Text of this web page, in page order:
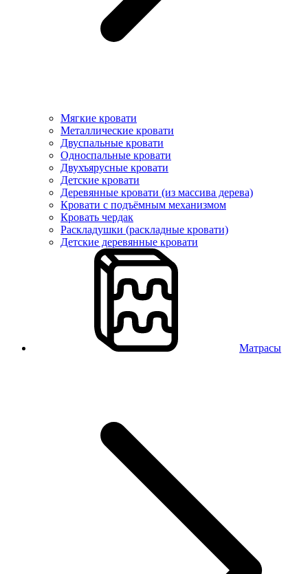
Мягкие кровати
Металлические кровати
Двуспальные кровати
Односпальные кровати
Двухъярусные кровати
Детские кровати
Деревянные кровати (из массива дерева)
Кровати с подъёмным механизмом
Кровать чердак
Раскладушки (раскладные кровати)
Детские деревянные кровати
Матрасы